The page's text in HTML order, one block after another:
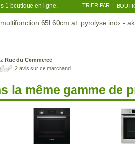
1 boutique en ligne. TRIER PAR :
65l 60cm a+ pyrolyse inox -
Rue du Commerce
2 avis sur ce marchand
la même gamme de